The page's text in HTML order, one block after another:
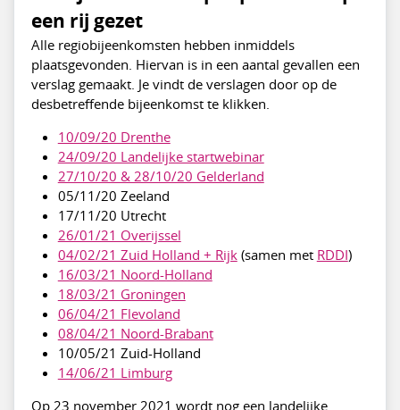
een rij gezet
Alle regiobijeenkomsten hebben inmiddels
plaatsgevonden. Hiervan is in een aantal gevallen een
verslag gemaakt. Je vindt de verslagen door op de
desbetreffende bijeenkomst te klikken.
10/09/20 Drenthe
24/09/20 Landelijke startwebinar
27/10/20 & 28/10/20 Gelderland
05/11/20 Zeeland
17/11/20 Utrecht
26/01/21 Overijssel
04/02/21 Zuid Holland + Rijk(samen met RDDI)
16/03/21 Noord-Holland
18/03/21 Groningen
06/04/21 Flevoland
08/04/21 Noord-Brabant
10/05/21 Zuid-Holland
14/06/21 Limburg
Op 23 november 2021 wordt nog een landelijke